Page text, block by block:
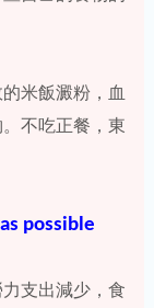
米飯澱粉，血
不吃正餐，東
possible
支出減少，食